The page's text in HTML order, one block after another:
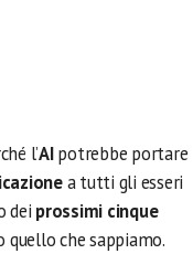
l’AIpotrebbe portare
a tutti gli esseri
dei prossimi cinque
quello che sappiamo.